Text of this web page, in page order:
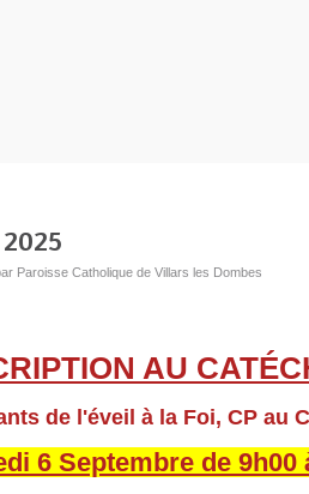
Paroisse Catholique de Villars les Dombes
AU
de l'éveil à la Foi, CP au
6 Septembre de 9h00